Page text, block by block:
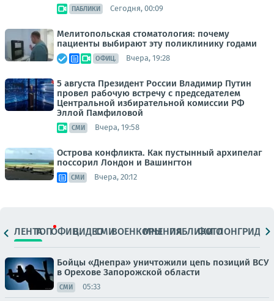
ПАБЛИКИ Сегодня, 00:09
Мелитопольская стоматология: почему
пациенты выбирают эту поликлинику годами
ОФИЦ. Вчера, 19:28
5 августа Президент России Владимир Путин
провел рабочую встречу с председателем
Центральной избирательной комиссии РФ
Эллой Памфиловой
СМИ Вчера, 19:58
Острова конфликта. Как пустынный архипелаг
поссорил Лондон и Вашингтон
СМИ Вчера, 20:12
ЛЕНТАТОПОФИЦ.ВИДЕОСМИВОЕНКОРЫМНЕНИЯПАБЛИКИ
ФОТОЛОНГРИДЫ
Бойцы «Днепра» уничтожили цепь позиций ВСУ
в Орехове Запорожской области
СМИ 05:33